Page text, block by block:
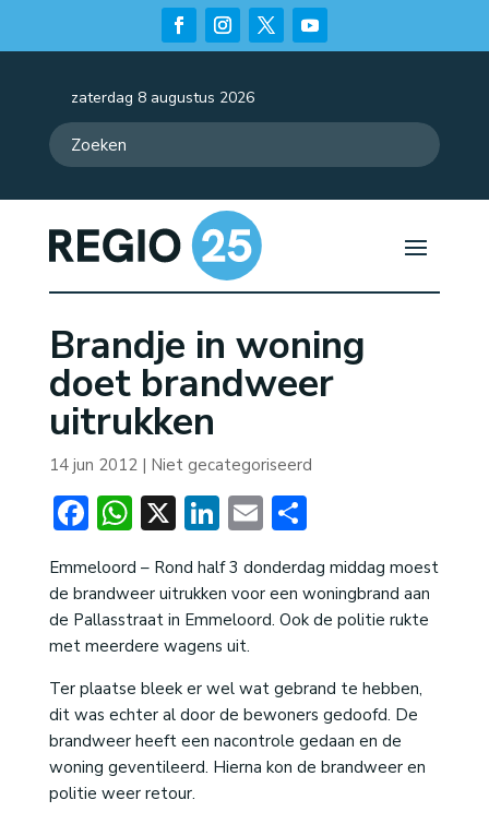
zaterdag 8 augustus 2026
Brandje in woning
doet brandweer
uitrukken
14 jun 2012| Niet gecategoriseerd
Facebook
WhatsApp
X LinkedIn
EmailDelen
Emmeloord – Rond half 3 donderdag middag moest
de brandweer uitrukken voor een woningbrand aan
de Pallasstraat in Emmeloord. Ook de politie rukte
met meerdere wagens uit.
Ter plaatse bleek er wel wat gebrand te hebben,
dit was echter al door de bewoners gedoofd. De
brandweer heeft een nacontrole gedaan en de
woning geventileerd. Hierna kon de brandweer en
politie weer retour.